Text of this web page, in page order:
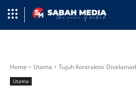
Home Utama Tujuh Kontraktor
Utama